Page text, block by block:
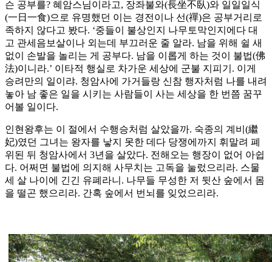
슨 공부를? 혜암스님이라고, 장좌불와(長坐不臥)와 일일일식
(一日一食)으로 유명했던 이는 경전이나 선(禪)은 공부거리로
족하지 않다고 봤다. ‘중들이 불상인지 나무토막인지에다 대
고 관세음보살이나 외는데 부끄러운 줄 알라. 남을 위해 쉴 새
없이 손발을 놀리는 게 공부다. 남을 이롭게 하는 것이 불법(佛
法)이니라.’ 이타적 행실로 차가운 세상에 군불 지피기. 이게
승려만의 일이랴. 청암사에 가거들랑 신참 행자처럼 나를 내려
놓아 남 좋은 일을 시키는 사람들이 사는 세상을 한 번쯤 꿈꾸
어볼 일이다.
인현왕후는 이 절에서 수행승처럼 살았을까. 숙종의 계비(繼
妃)였던 그녀는 왕자를 낳지 못한 데다 당쟁에까지 휘말려 폐
위된 뒤 청암사에서 3년을 살았다. 전해오는 행장이 없어 아쉽
다. 어쩌면 불법에 의지해 사무치는 고독을 눌렀으리라. 스물
세 살 나이에 긴긴 유폐라니. 나무들 무성한 저 뒷산 숲에서 몸
을 떨곤 했으리라. 간혹 숲에서 번뇌를 잊었으리라.